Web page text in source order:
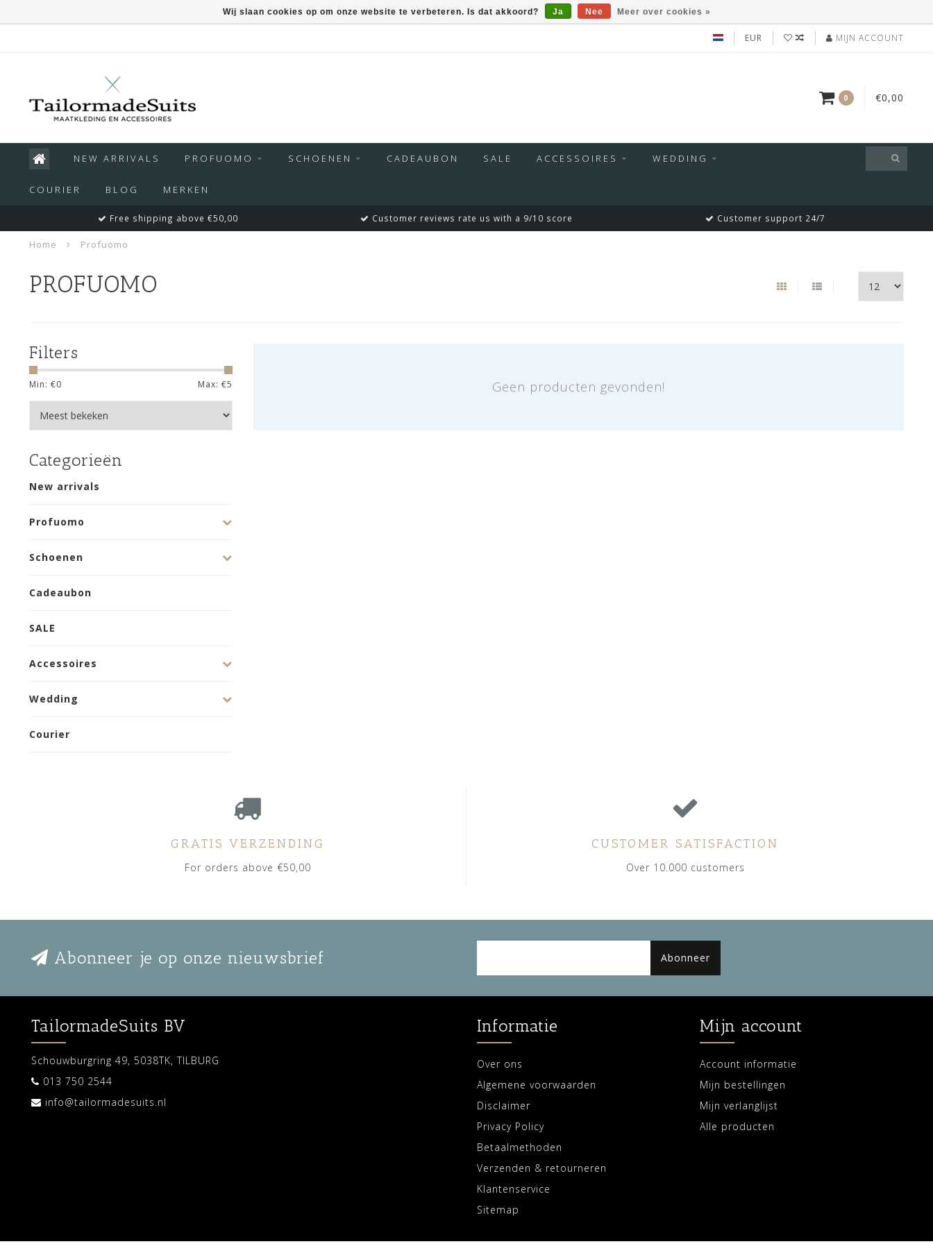
EUR MIJN ACCOUNT
0 €0,00
NEW ARRIVALS PROFUOMO SCHOENEN CADEAUBON SALE ACCESSOIRES WEDDING
COURIER BLOG MERKEN
Free shipping above €50,00 Customer reviews rate us with a 9/10 score Customer support 24/7
Home Profuomo
PROFUOMO
Filters
Min: €0 Max: €5
Categorieën
New arrivals
Profuomo
Schoenen
Cadeaubon
SALE
Accessoires
Wedding
Courier
Geen producten gevonden!
Wij slaan cookies op om onze website te verbeteren. Is dat akkoord? Ja Nee Meer over cookies »
GRATIS VERZENDING
For orders above €50,00
CUSTOMER SATISFACTION
Over 10.000 customers
Abonneer je op onze nieuwsbrief Abonneer
TailormadeSuits BV
Schouwburgring 49, 5038TK, TILBURG
013 750 2544
info@tailormadesuits.nl
Informatie
Over ons
Algemene voorwaarden
Disclaimer
Privacy Policy
Betaalmethoden
Verzenden & retourneren
Klantenservice
Sitemap
Mijn account
Account informatie
Mijn bestellingen
Mijn verlanglijst
Alle producten